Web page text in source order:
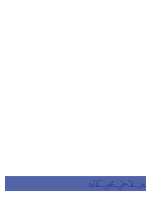
لاجئي مخيم كاليه